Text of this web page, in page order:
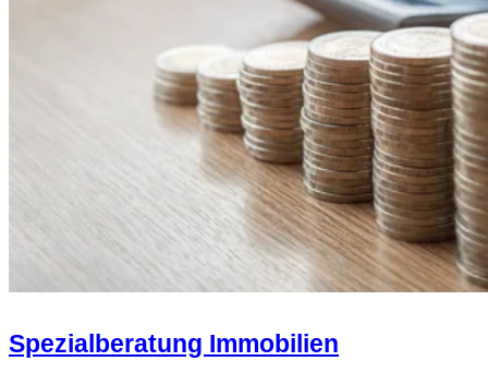
Spezialberatung Immobilien